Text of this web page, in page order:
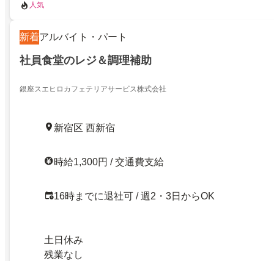
人気
新着アルバイト・パート
社員食堂のレジ＆調理補助
銀座スエヒロカフェテリアサービス株式会社
新宿区 西新宿
時給1,300円 / 交通費支給
16時までに退社可 / 週2・3日からOK
土日休み
残業なし